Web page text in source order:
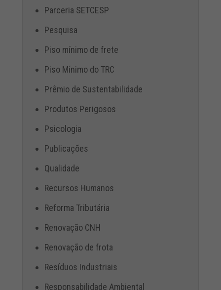
Parceria SETCESP
Pesquisa
Piso mínimo de frete
Piso Mínimo do TRC
Prêmio de Sustentabilidade
Produtos Perigosos
Psicologia
Publicações
Qualidade
Recursos Humanos
Reforma Tributária
Renovação CNH
Renovação de frota
Resíduos Industriais
Responsabilidade Ambiental